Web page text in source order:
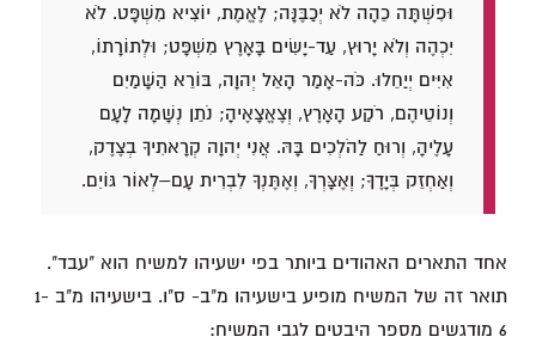
וּפִשְׁתָּה כֵהָה לֹא יְכַבֶּנָּה; לֶאֱמֶת, יוֹצִיא מִשְׁפָּט. לֹא
יִכְהֶה וְלֹא יָרוּץ, עַד-יָשִׂים בָּאָרֶץ מִשְׁפָּט; וּלְתוֹרָתוֹ,
אִיִּים יְיַחֵלוּ. כֹּה-אָמַר הָאֵל יְהוָה, בּוֹרֵא הַשָּׁמַיִם
וְנוֹטֵיהֶם, רֹקַע הָאָרֶץ, וְצֶאֱצָאֶיהָ; נֹתֵן נְשָׁמָה לָעָם
עָלֶיהָ, וְרוּחַ לַהֹלְכִים בָּהּ. אֲנִי יְהוָה קְרָאתִיךָ בְצֶדֶק,
וְאַחְזֵק בְּיָדֶךָ; וְאֶצָּרְךָ, וְאֶתֶּנְךָ לִבְרִית עָם–לְאוֹר גּוֹיִם.
אחד התארים האהודים ביותר בפי ישעיהו למשיח הוא "עבד".
תואר זה של המשיח מופיע בישעיהו מ"ב- ס"ו. בישעיהו מ"ב 1-
6 מודגשים מספר היבטים לגבי המשיח: